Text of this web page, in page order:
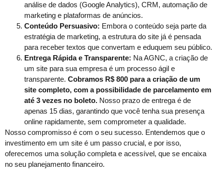
análise de dados (Google Analytics), CRM, automação de
marketing e plataformas de anúncios.
Conteúdo Persuasivo: Embora o conteúdo seja parte da
estratégia de marketing, a estrutura do site já é pensada
para receber textos que convertam e eduquem seu público.
Entrega Rápida e Transparente: Na AGNC, a criação de
um site para sua empresa é um processo ágil e
transparente. Cobramos R$ 800 para a criação de um
site completo, com a possibilidade de parcelamento em
até 3 vezes no boleto. Nosso prazo de entrega é de
apenas 15 dias, garantindo que você tenha sua presença
online rapidamente, sem comprometer a qualidade.
Nosso compromisso é com o seu sucesso. Entendemos que o
investimento em um site é um passo crucial, e por isso,
oferecemos uma solução completa e acessível, que se encaixa
no seu planejamento financeiro.